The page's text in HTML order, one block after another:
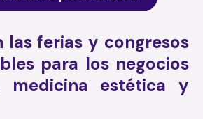
las ferias y congresos
para los negocios
medicina estética y